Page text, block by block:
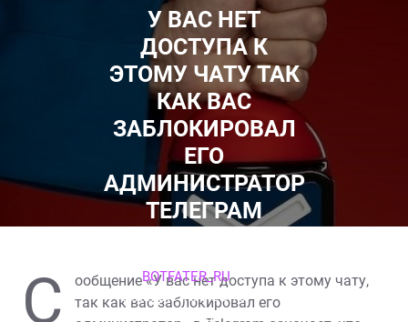
У ВАС НЕТ
ДОСТУПА К
ЭТОМУ ЧАТУ ТАК
КАК ВАС
ЗАБЛОКИРОВАЛ
ЕГО
АДМИНИСТРАТОР
ТЕЛЕГРАМ
BOTFATER_RU
КОММЕНТАРИЕВ 70
TAGS
С
ообщение «У вас нет доступа к этому чату,
так как вас заблокировал его